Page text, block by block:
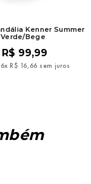
Kenner Summer
Verde/Bege
R$ 99,99
6x R$ 16, 66 sem juros